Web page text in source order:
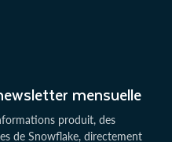
mensuelle
produit, des
de Snowflake, directement